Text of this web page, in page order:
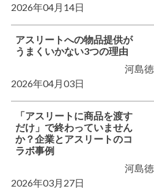
2026年04月14日
アスリートへの物品提供が
うまくいかない3つの理由
河島
2026年04月03日
「アスリートに商品を渡す
だけ」で終わっていません
か？企業とアスリートのコ
ラボ事例
河島
2026年03月27日